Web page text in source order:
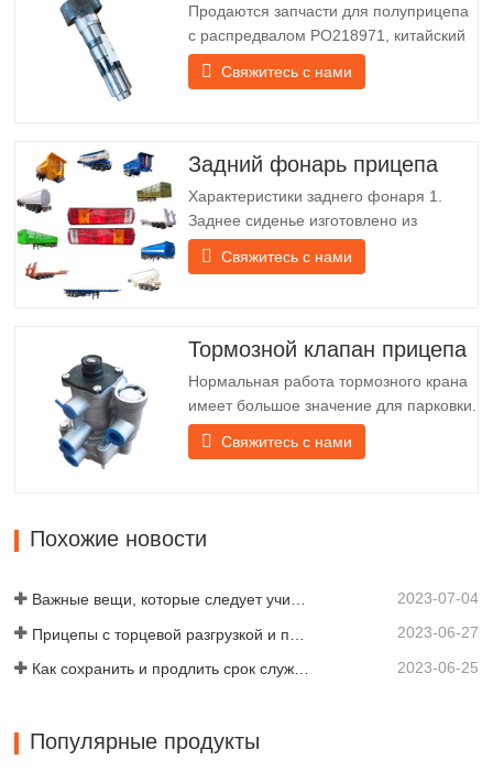
Продаются запчасти для полуприцепа
с распредвалом PO218971, китайский
грузовик Технические характеристики
Продукт Запасные части для прицепов
доставка О нас Chengda Group —
китайский производитель
полуприцепов с…
Свяжитесь с нами
Задний фонарь прицепа
Характеристики заднего фонаря 1.
Заднее сиденье изготовлено из
железного кронштейна, который
гораздо прочнее других материалов. В
лучшей защиты абажура и продления
срока службы задней фонарной балки
перед абажуром крепится…
Свяжитесь с нами
Тормозной клапан прицепа
Нормальная работа тормозного крана
имеет большое значение для парковки.
Он обеспечивает техническую
поддержку плавного торможения
производителей различных типов
научные…
Свяжитесь с нами
Похожие новости
Важные вещи, которые следует учитывать перед покупкой прицепа-самосвала 2023-07-04
2023-06-27
2023-06-25
Популярные продукты